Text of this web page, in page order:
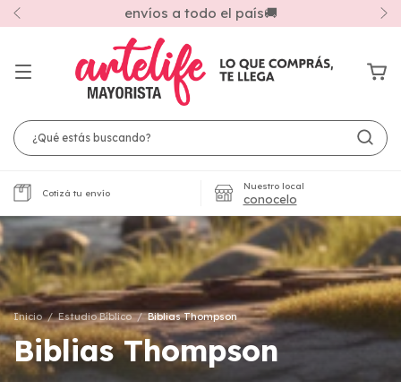
Compra por mayor a partir de $50.000.- 🎉
Cotizá tu envío
Nuestro local
conocelo
Inicio / Estudio Bíblico / Biblias Thompson
Biblias Thompson